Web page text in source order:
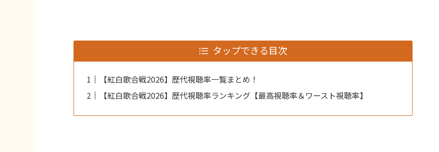
タップできる目次
【紅白歌合戦2026】歴代視聴率一覧まとめ！
【紅白歌合戦2026】歴代視聴率ランキング【最高視聴率＆ワースト視聴率】